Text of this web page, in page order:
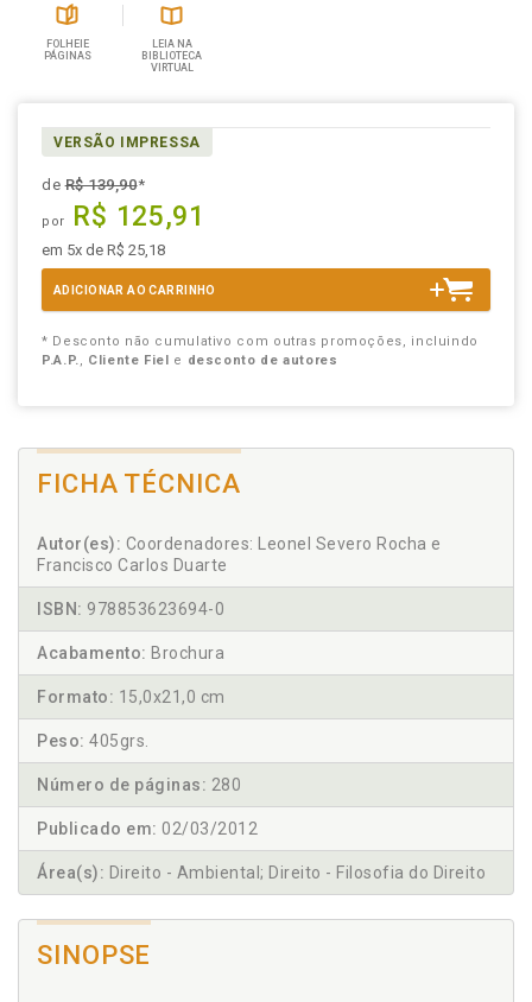
FOLHEIE
PÁGINAS
LEIA NA
BIBLIOTECA
VIRTUAL
VERSÃO IMPRESSA
deR$ 139,90*
por R$ 125,91
em 5x de R$ 25,18
ADICIONAR AO CARRINHO
* Desconto não cumulativo com outras promoções, incluindo
P.A.P., Cliente Fiel e desconto de autores
FICHA TÉCNICA
Autor(es): Coordenadores: Leonel Severo Rocha e
Francisco Carlos Duarte
ISBN: 978853623694-0
Acabamento: Brochura
Formato: 15,0x21,0 cm
Peso: 405grs.
Número de páginas: 280
Publicado em: 02/03/2012
Área(s): Direito - Ambiental; Direito - Filosofia do Direito
SINOPSE